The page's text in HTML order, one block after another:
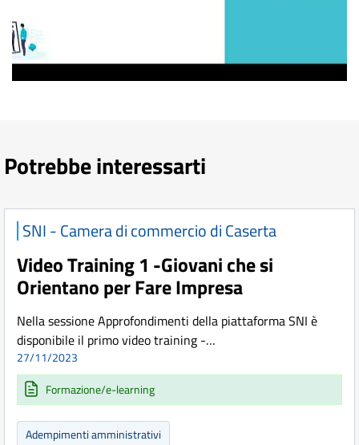
Potrebbe interessarti
SNI - Camera di commercio di Caserta
Video Training 1 -Giovani che si
Orientano per Fare Impresa
Nella sessione Approfondimenti della piattaforma SNI è
disponibile il primo video training -…
27/11/2023
Formazione/e-learning
Adempimenti amministrativi